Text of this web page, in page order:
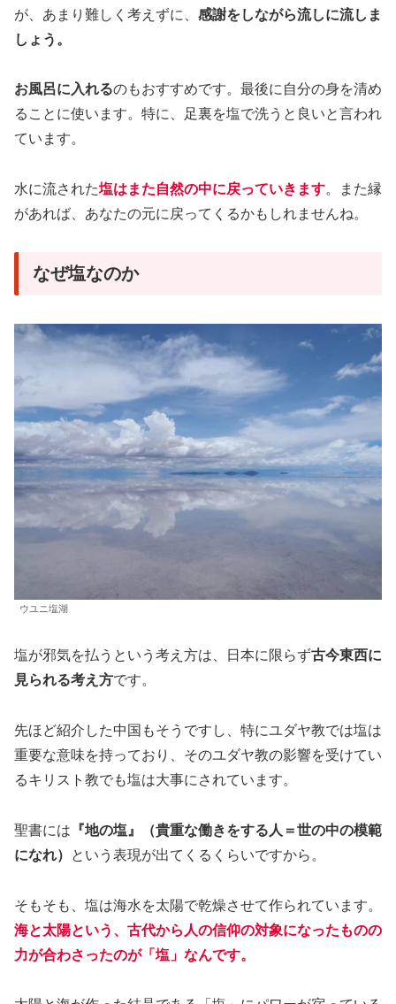
が、あまり難しく考えずに、 感謝をしながら流しに流しま
しょう。
お風呂に入れるのもおすすめです。最後に自分の身を清め
ることに使います。特に、足裏を塩で洗うと良いと言われ
ています。
水に流された塩はまた自然の中に戻っていきます。また縁
があれば、あなたの元に戻ってくるかもしれませんね。
なぜ塩なのか
ウユニ塩湖
塩が邪気を払うという考え方は、日本に限らず古今東西に
見られる考え方です。
先ほど紹介した中国もそうですし、特にユダヤ教では塩は
重要な意味を持っており、そのユダヤ教の影響を受けてい
るキリスト教でも塩は大事にされています。
聖書には 『地の塩』（貴重な働きをする人＝世の中の模範
になれ）
という表現が出てくるくらいですから。
そもそも、塩は海水を太陽で乾燥させて作られています。
海と太陽という、古代から人の信仰の対象になったものの
力が合わさったのが「塩」なんです。